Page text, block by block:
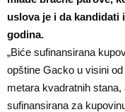
uslova je i da kandidati
godina.
„Biće sufinansirana
opštine Gacko u visini
metara kvadratnih
sufinansirana za